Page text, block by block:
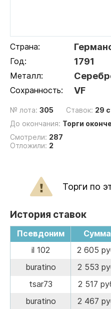
Страна:
Год: 1791
Металл:
Сохранность: VF
№ лота: 305 Ставок: 29
До окончания: Торги
Смотрели: 287
Отложили: 2
Торги по
История ставок
Псевдоним Сумма
il 102
2 605
buratino
2 553
tsar73
2 517
buratino
2 467